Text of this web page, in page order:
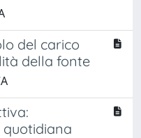
del carico
della fonte
quotidiana